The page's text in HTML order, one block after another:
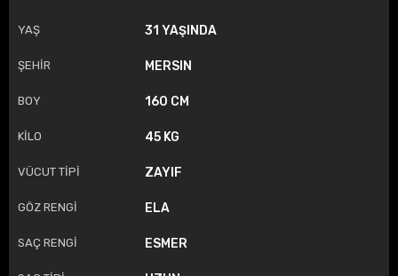
YAŞ 31 YAŞINDA
ŞEHİR MERSIN
BOY 160 CM
KİLO 45 KG
VÜCUT TİPİ ZAYIF
GÖZ RENGİ ELA
SAÇ RENGİ ESMER